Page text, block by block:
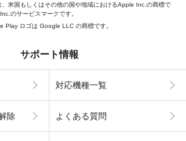
米国もしくはその他の国や地域におけるApple Inc.の商標で
のサービスマークです。
Play ロゴは Google LLC の商標です。
サポート情報
対応機種一覧
除 よくある質問